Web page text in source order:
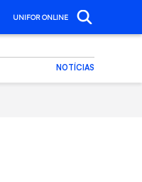
UNIFOR ONLINE
NOTÍCIAS